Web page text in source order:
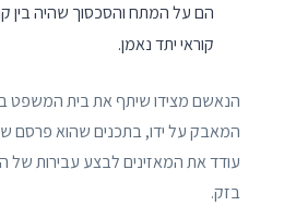
הם על המתח והסכסוך שהיה בין
קוראי יתד נאמן.
הנאשם מצידו שיתף את בית המשפט
המאבק על ידו, בתכנים שהוא פרסם
עודד את המאזינים לבצע עבירות
בזק.